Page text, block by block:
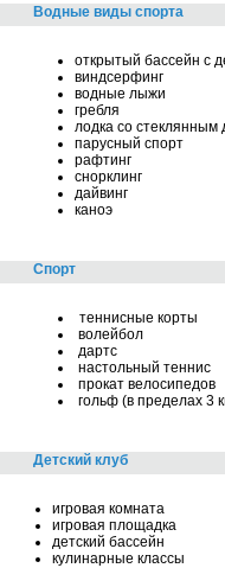
Водные виды спорта
открытый бассейн с
виндсерфинг
водные лыжи
гребля
лодка со стеклянным
парусный спорт
рафтинг
снорклинг
дайвинг
каноэ
Спорт
теннисные корты
волейбол
дартс
настольный теннис
прокат велосипедов
гольф (в пределах 3
Детский клуб
игровая комната
игровая площадка
детский бассейн
кулинарные классы